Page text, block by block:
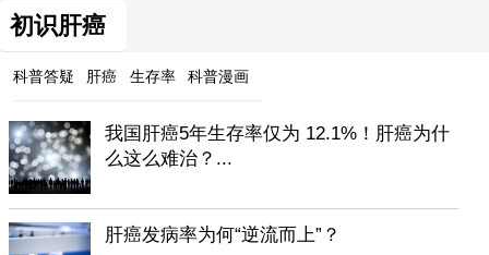
初识肝癌
科普答疑 肝癌 生存率 科普漫画
我国肝癌5年生存率仅为 12.1%！肝癌为什
么这么难治？...
肝癌发病率为何“逆流而上”？